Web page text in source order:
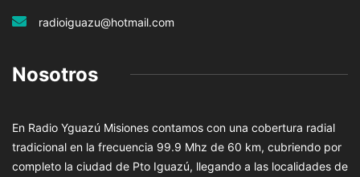
radioiguazu@hotmail.com
Nosotros
En Radio Yguazú Misiones contamos con una cobertura radial
tradicional en la frecuencia 99.9 Mhz de 60 km, cubriendo por
completo la ciudad de Pto Iguazú, llegando a las localidades de